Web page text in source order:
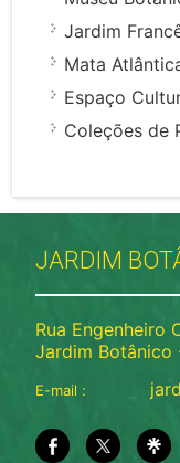
Jardim
Mata
Espaço
Coleções de
JARDIM
Rua Engenheiro
Jardim Botânico
E-mail :